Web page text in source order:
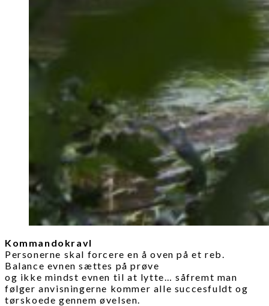
Kommandokravl
Personerne skal forcere en å oven på et reb.
Balance evnen sættes på prøve
og ikke mindst evnen til at lytte… såfremt man
følger anvisningerne kommer alle succesfuldt og
tørskoede gennem øvelsen.